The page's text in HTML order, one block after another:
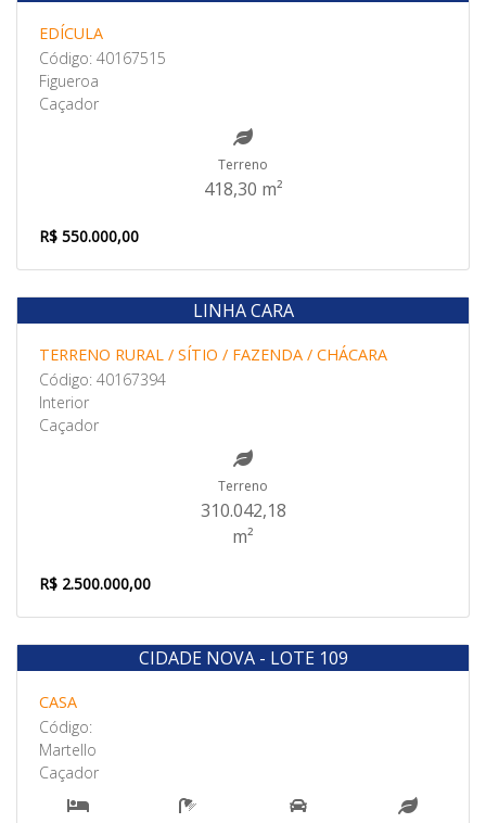
EDÍ­CULA
Código: 40167515
Figueroa
Caçador
Terreno
418,30 m²
R$ 550.000,00
Venda
LINHA CARA
TERRENO RURAL / SÍTIO / FAZENDA / CHÁCARA
Código: 40167394
Interior
Caçador
Terreno
310.042,18
m²
R$ 2.500.000,00
Venda
CIDADE NOVA - LOTE 109
CASA
Código:
Martello
Caçador